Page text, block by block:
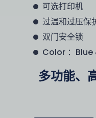
可选打印机
过温和过压保
双门安全锁
Color ：
多功能、